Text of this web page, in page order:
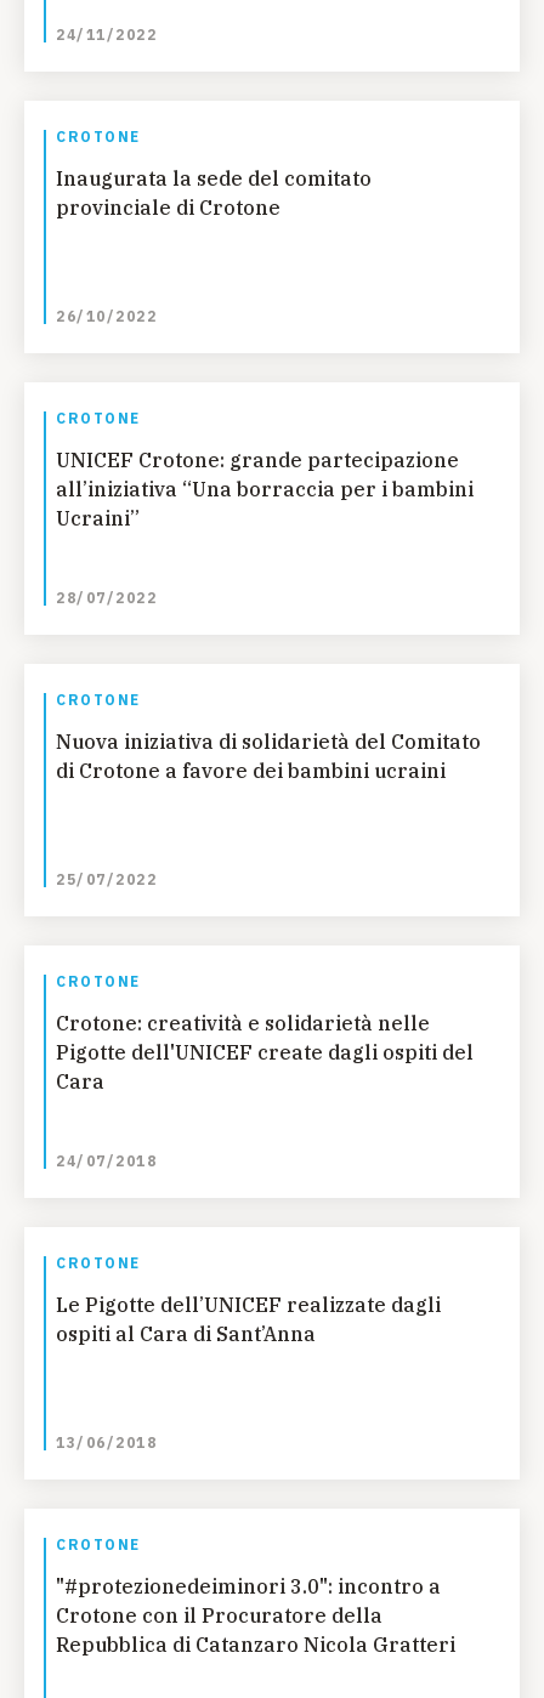
24/11/2022
CROTONE
Inaugurata la sede del comitato
provinciale di Crotone
26/10/2022
CROTONE
UNICEF Crotone: grande partecipazione
all’iniziativa “Una borraccia per i bambini
Ucraini”
28/07/2022
CROTONE
Nuova iniziativa di solidarietà del Comitato
di Crotone a favore dei bambini ucraini
25/07/2022
CROTONE
Crotone: creatività e solidarietà nelle
Pigotte dell'UNICEF create dagli ospiti del
Cara
24/07/2018
CROTONE
Le Pigotte dell’UNICEF realizzate dagli
ospiti al Cara di Sant’Anna
13/06/2018
CROTONE
"#protezionedeiminori 3.0": incontro a
Crotone con il Procuratore della
Repubblica di Catanzaro Nicola Gratteri